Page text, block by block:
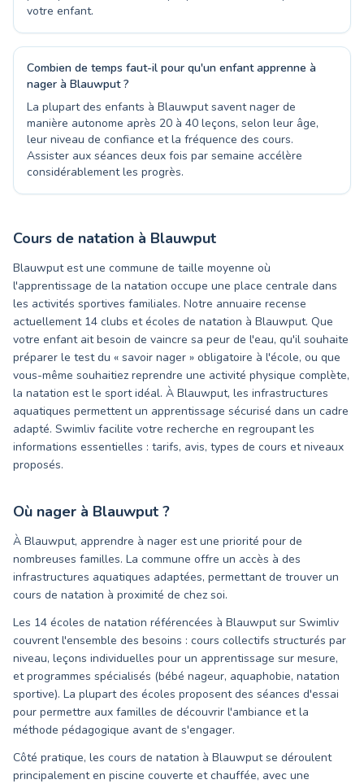
votre enfant.
Combien de temps faut-il pour qu'un enfant apprenne à
nager à Blauwput ?
La plupart des enfants à Blauwput savent nager de
manière autonome après 20 à 40 leçons, selon leur âge,
leur niveau de confiance et la fréquence des cours.
Assister aux séances deux fois par semaine accélère
considérablement les progrès.
Cours de natation à Blauwput
Blauwput est une commune de taille moyenne où
l'apprentissage de la natation occupe une place centrale dans
les activités sportives familiales. Notre annuaire recense
actuellement 14 clubs et écoles de natation à Blauwput. Que
votre enfant ait besoin de vaincre sa peur de l'eau, qu'il souhaite
préparer le test du « savoir nager » obligatoire à l'école, ou que
vous-même souhaitiez reprendre une activité physique complète,
la natation est le sport idéal. À Blauwput, les infrastructures
aquatiques permettent un apprentissage sécurisé dans un cadre
adapté. Swimliv facilite votre recherche en regroupant les
informations essentielles : tarifs, avis, types de cours et niveaux
proposés.
Où nager à Blauwput ?
À Blauwput, apprendre à nager est une priorité pour de
nombreuses familles. La commune offre un accès à des
infrastructures aquatiques adaptées, permettant de trouver un
cours de natation à proximité de chez soi.
Les 14 écoles de natation référencées à Blauwput sur Swimliv
couvrent l'ensemble des besoins : cours collectifs structurés par
niveau, leçons individuelles pour un apprentissage sur mesure,
et programmes spécialisés (bébé nageur, aquaphobie, natation
sportive). La plupart des écoles proposent des séances d'essai
pour permettre aux familles de découvrir l'ambiance et la
méthode pédagogique avant de s'engager.
Côté pratique, les cours de natation à Blauwput se déroulent
principalement en piscine couverte et chauffée, avec une